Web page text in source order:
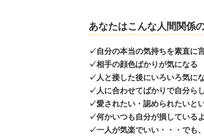
あなたはこんな人間関係
✓自分の本当の気持ちを素直に
✓相手の顔色ばかりが気になる
✓人と接した後にいろいろ気に
✓人に合わせてばかりで自分ら
✓愛されたい・認められたいと
✓何かいつも自分が損している
✓一人が気楽でいい・・・でも